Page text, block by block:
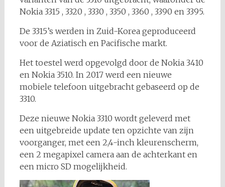
Nokia 3315 , 3320 , 3330 , 3350 , 3360 , 3390 en 3395.
De 3315’s werden in Zuid-Korea geproduceerd
voor de Aziatisch en Pacifische markt.
Het toestel werd opgevolgd door de Nokia 3410
en Nokia 3510. In 2017 werd een nieuwe
mobiele telefoon uitgebracht gebaseerd op de
3310.
Deze nieuwe Nokia 3310 wordt geleverd met
een uitgebreide update ten opzichte van zijn
voorganger, met een 2,4-inch kleurenscherm,
een 2 megapixel camera aan de achterkant en
een micro SD mogelijkheid.